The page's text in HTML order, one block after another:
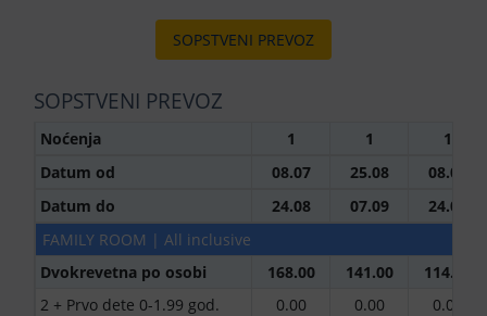
SOPSTVENI PREVOZ
SOPSTVENI PREVOZ
Noćenja 1 1
1
Datum od
08.07 25.08
08.09
Datum do
24.08 07.09
24.09
FAMILY ROOM | All inclusive
Dvokrevetna po osobi
168.00 141.00
114.00
2 + Prvo dete 0-1.99 god.
0.00 0.00
0.00